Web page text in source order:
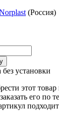
(Pоссия)
установки
этот
его по